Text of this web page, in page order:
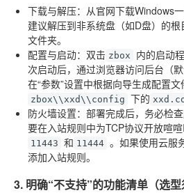
下载与解压：从官网下载Windows
建议解压到非系统盘（如D盘）的
文件夹。
配置与启动：双击 zbox
内的启动
次启动后，通过浏览器访问后台（
在“参数”设置中根据向导生成配置
zbox\\xxd\\config 下的
防火墙设置：部署完成后，务必检
要在入站规则中为TCP协议开放喧
11443 和 11444 。如果使用云服
添加入站规则。
3. 明确“不支持”的功能清单（选型